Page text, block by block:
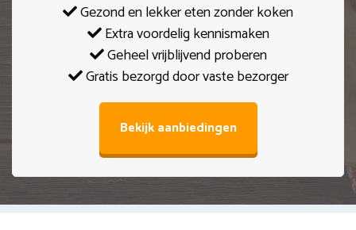
Gezond en lekker eten zonder koken
Extra voordelig kennismaken
Geheel vrijblijvend proberen
Gratis bezorgd door vaste bezorger
Bekijk aanbiedingen